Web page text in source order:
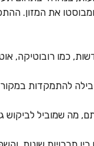
ומבוסטו את המזון.
כמו רובוטיקה,
להתמקדות
מה שמוביל לביקוש